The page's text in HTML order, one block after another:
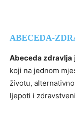
ABECEDA-
Abeceda zdravlja
koji na jednom
životu,
ljepoti i